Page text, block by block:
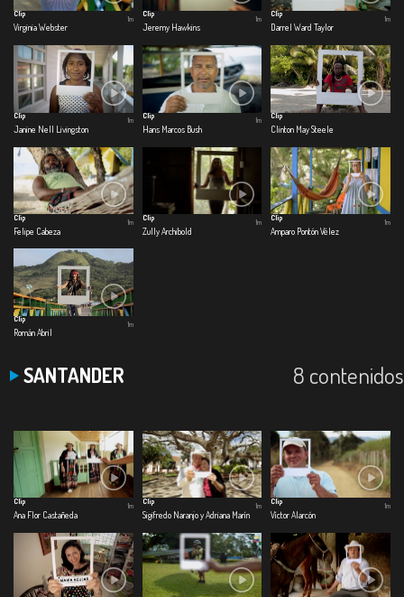
Clip
Virginia Webster
1m
Clip
Jeremy Hawkins
1m
Clip
Darrel Ward Taylor
1m
Clip
Janine Nell Livingston
1m
Clip
Hans Marcos Bush
1m
Clip
Clinton May Steele
Clip
Felipe Cabeza
1m
Clip
Zully Archibold
1m
Clip
Amparo Pontón Vélez
1m
Clip
Román Abril
1m
SANTANDER 8 contenidos
Clip
Ana Flor Castañeda
1m
Clip
Sigifredo Naranjo y Adriana Marín
1m
Clip
Víctor Alarcón
1m